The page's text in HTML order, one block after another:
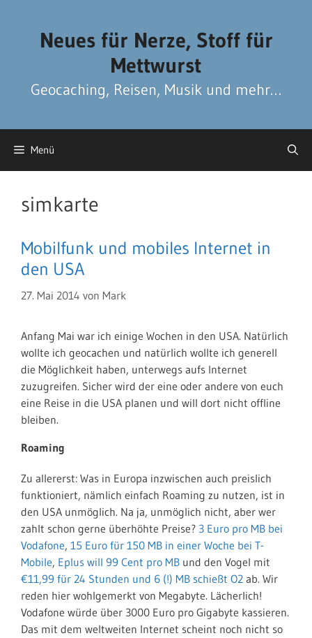
Neues für Nerze, Stoff für
Mettwurst
Geocaching, Reisen, Musik und mehr…
Menü
simkarte
Mobilfunk und mobiles Internet in
den USA
27. Mai 2014 von Mark
Anfang Mai war ich einige Wochen in den USA. Natürlich
wollte ich geocachen und natürlich wollte ich generell
die Möglichkeit haben, unterwegs aufs Internet
zuzugreifen. Sicher wird der eine oder andere von euch
eine Reise in die USA planen und will dort nicht offline
bleiben.
Roaming
Zu allererst: Was in Europa inzwischen auch preislich
funktioniert, nämlich einfach Roaming zu nutzen, ist in
den USA unmöglich. Na ja, unmöglich nicht, aber wer
zahlt schon gerne überhöhte Preise? 3 Euro pro MB bei
Vodafone, 15 Euro für 150 MB in einer Woche bei T-
Mobile, Eplus will 99 Cent pro MB und den Vogel mit
€11,99 für 24 Stunden und 6 (!) MB schießt O2 ab. Wir
reden hier wohlgemerkt von Megabyte. Lächerlich!
Vodafone würde über 3000 Euro pro Gigabyte kassieren.
Das mit dem weltweiten Internet scheint noch nicht so